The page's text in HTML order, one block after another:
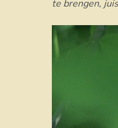
te brengen,